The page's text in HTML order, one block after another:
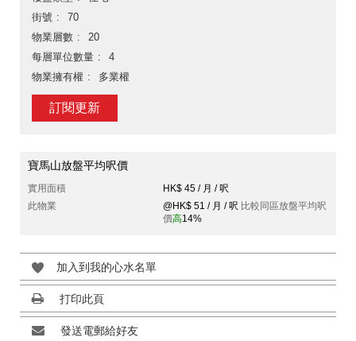
街號
70
物業層數
20
每層單位數量
4
物業擁有權
多業權
訂閱更新
寶馬山放盤平均呎價
實用面積
HK$ 45 / 月 / 呎
此物業
@HK$ 51 / 月 / 呎 比較同區放盤平均呎
價高14%
加入到我的心水名單
打印此頁
發送電郵給好友